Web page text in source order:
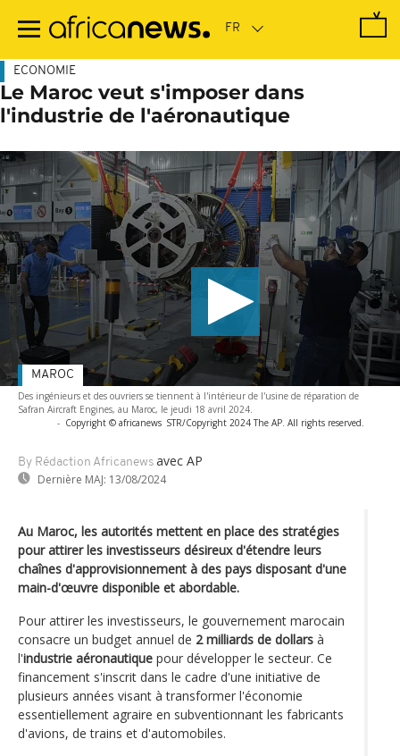
contenu
ECONOMIE
Le Maroc veut s'imposer dans
l'industrie de l'aéronautique
Des ingénieurs et des ouvriers se tiennent à l'intérieur de l'usine de réparation de
Safran Aircraft Engines, au Maroc, le jeudi 18 avril 2024.
- Copyright © africanews STR/Copyright 2024 The AP. All rights reserved.
By Rédaction Africanews avec AP
Dernière MAJ: 13/08/2024
MAROC
Au Maroc, les autorités mettent en place des stratégies
pour attirer les investisseurs désireux d'étendre leurs
chaînes d'approvisionnement à des pays disposant d'une
main-d'œuvre disponible et abordable.
Pour attirer les investisseurs, le gouvernement marocain
consacre un budget annuel de 2 milliards de dollars à
l'industrie aéronautique pour développer le secteur. Ce
financement s'inscrit dans le cadre d'une initiative de
plusieurs années visant à transformer l'économie
essentiellement agraire en subventionnant les fabricants
d'avions, de trains et d'automobiles.